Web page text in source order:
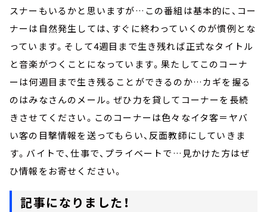
スナーもいるかと思いますが…この番組は基本的に、コー
ナーは自然発生しては、すぐに終わっていくのが慣例とな
っています。そして4週目まで生き残れば正式なタイトル
と音楽がつくことになっています。果たしてこのコーナ
ーは何週目まで生き残ることができるのか…カギを握る
のはみなさんのメール。ぜひ力を貸してコーナーを長続
きさせてください。このコーナーは色々なイタ客＝ヤバ
い客の目撃情報を送ってもらい、反面教師にしていきま
す。バイトで、仕事で、プライベートで…見かけた方はぜ
ひ情報をお寄せください。
記事になりました！